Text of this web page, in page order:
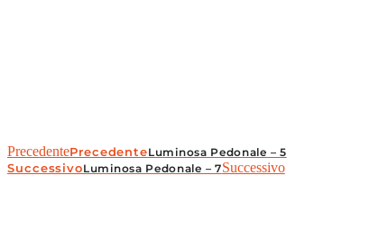
PrecedentePrecedenteLuminosa Pedonale – 5
SuccessivoLuminosa Pedonale – 7Successivo